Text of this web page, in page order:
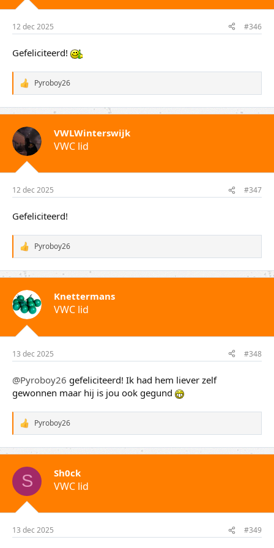
n
12 dec 2025 #346
Gefeliciteerd!
W
a
a
r
d
e
r
i
n
n
Pyroboy26
VWLWinterswijk
VWC lid
12 dec 2025 #347
Gefeliciteerd!
W
a
a
r
d
e
r
i
n
n
Pyroboy26
Knettermans
VWC lid
13 dec 2025 #348
@Pyroboy26 gefeliciteerd! Ik had hem liever zelf
gewonnen maar hij is jou ook gegund
W
a
a
r
d
e
i
n
n
Pyroboy26
S Sh0ck
VWC lid
13 dec 2025 #349